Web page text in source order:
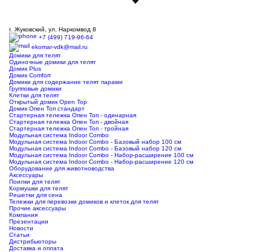
г. Жуковский, ул. Наркомвод 8
+7 (499) 719-96-64
ekomar-vdk@mail.ru
Домики для телят
Одиночные домики для телят
Домик Plus
Домик Comfort
Домики для содержание телят парами
Групповые домики
Клетки для телят
Открытый домик Open Top
Домик Опен Топ стандарт
Стартерная тележка Опен Топ - одинарная
Стартерная тележка Опен Топ - двойная
Стартерная тележка Опен Топ - тройная
Модульная система Indoor Combo
Модульная система Indoor Combo - Базовый набор 100 см
Модульная система Indoor Combo - Базовый набор 120 см
Модульная система Indoor Combo - Набор-расширение 100 см
Модульная система Indoor Combo - Набор-расширение 120 см
Оборудование для животноводства
Аксессуары
Поилки для телят
Кормушки для телят
Решетки для сена
Тележки для перевозки домиков и клеток для телят
Прочие аксессуары
Компания
Презентации
Новости
Статьи
Дистрибьюторы
Доставка и оплата